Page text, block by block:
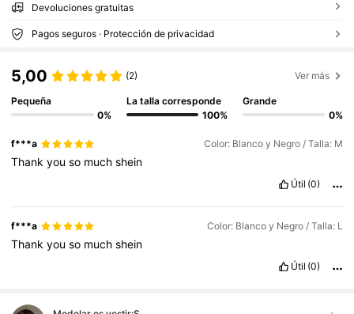
Devoluciones gratuitas
Pagos seguros · Protección de privacidad
5,00 (2) Ver más
Pequeña
0%
La talla corresponde
100%
Grande
0%
f***a Color: Blanco y Negro / Talla: M
Thankyouso muchshein
Útil (0)
f***a Color: Blanco y Negro / Talla: L
Thankyouso muchshein
Útil (0)